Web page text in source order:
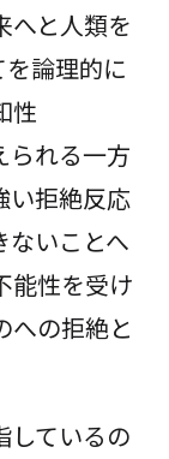
へと人類を
論理的に
性
れる一方
い拒絶反応
ないことへ
能性を受け
への拒絶と
しているの